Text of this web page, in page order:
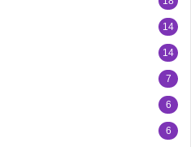
14
14
7
6
6